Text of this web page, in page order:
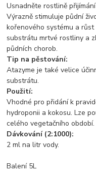
Usnadněte rostlině
Výrazně stimuluje půdní
kořenového systému a
substrátu mrtvé rostliny a
půdních chorob.
Tip na pěstování:
Atazyme je také velice
substrátu.
Použití:
Vhodné pro přidání k
hydroponii a kokosu. Lze
celého vegetačního období.
Dávkování (2:1000):
2 ml na litr vody.
Balení 5L